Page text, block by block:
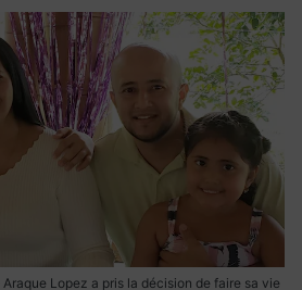
Lopez a pris la décision de faire sa vie